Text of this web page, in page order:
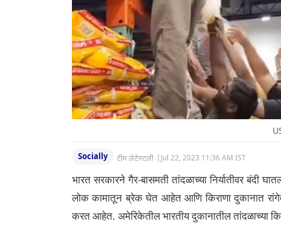
Socially टीम लेटेस्टली | Jul 22, 2023 11:36 AM IST
भारत सरकारने गैर-बासमती तांदळाच्या निर्यातीवर बंदी
लोक कामातून ब्रेक घेत आहेत आणि किराणा दुकानात
करत आहेत. अमेरिकेतील भारतीय दुकानातील तांदळाच्या